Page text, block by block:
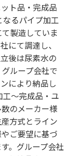
ト品・完成品
るパイプ加工
製造していま
にて調達し、
後は尿素水の
ループ会社で
により納品し
～完成品・ユ
のメーカー様
方式とライン
ご要望に基づ
。グループ会社